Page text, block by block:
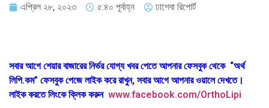
এপ্রিল ২৮, ২০২৩ ৫:৪০ পূর্বাহ্ন ঢাশেবা রিপোর্ট
সবার আগে শেয়ার বাজারের নির্ভর যোগ্য খবর পেতে আপনার ফেসবুক থেকে “অর্থ
লিপি.কম” ফেসবুক পেজে লাইক করে রাখুন, সবার আগে আপনার ওয়ালে দেখতে।
লাইক করতে লিংকে ক্লিক করুন www.facebook.com/OrthoLipi